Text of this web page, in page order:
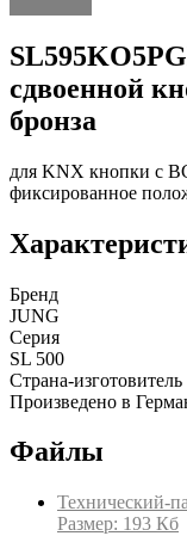
сдвоенной
бронза
для KNX кнопки с
фиксированное
Бренд
JUNG
Серия
SL 500
Страна-изготовитель
Произведено в
Файлы
Технический-
Размер: 193 Кб